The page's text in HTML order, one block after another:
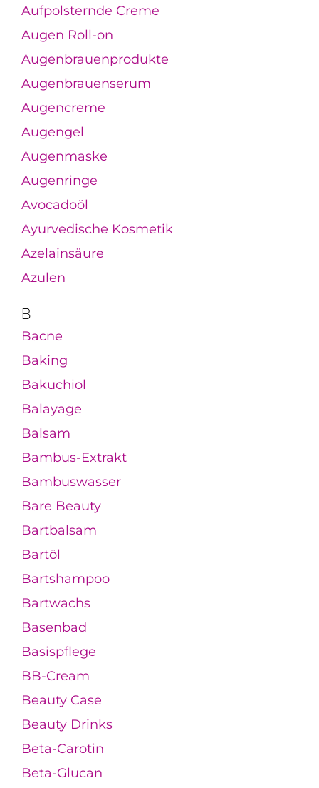
Aufpolsternde Creme
Augen Roll-on
Augenbrauenprodukte
Augenbrauenserum
Augencreme
Augengel
Augenmaske
Augenringe
Avocadoöl
Ayurvedische Kosmetik
Azelainsäure
Azulen
B
Bacne
Baking
Bakuchiol
Balayage
Balsam
Bambus-Extrakt
Bambuswasser
Bare Beauty
Bartbalsam
Bartöl
Bartshampoo
Bartwachs
Basenbad
Basispflege
BB-Cream
Beauty Case
Beauty Drinks
Beta-Carotin
Beta-Glucan